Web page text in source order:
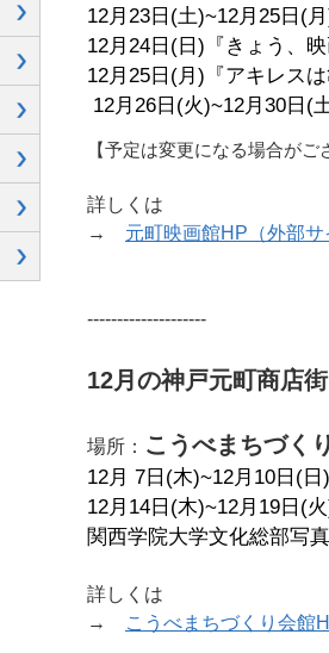
12月23日(土)~12月25日(
12月24日(日)『きょう、映
12月25日(月)『アキレスは
12月26日(火)~12月30日(
【予定は変更になる場合がご
詳しくは
→ 元町映画館HP（外部サ
--------------------
12月の神戸元町商店
場所： こうべまちづく
12月 7日(木)~12月10日(
12月14日(木)~12月19日(
関西学院大学文化総部写
詳しくは
→
こうべまちづくり会館